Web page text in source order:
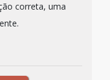
correta, uma